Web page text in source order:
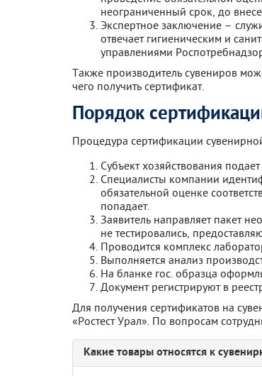
неограниченный срок, до
Экспертное заключение –
отвечает гигиеническим и
управлениями
Также производитель сувениров
чего получить сертификат.
Порядок
Процедура сертификации
Субъект хозяйствования
Специалисты компании
обязательной оценке
попадает.
Заявитель направляет пакет
не тестировались,
Проводится комплекс
Выполняется анализ
На бланке гос. образца
Документ регистрируют в
Для получения сертификатов на
«Ростест Урал». По вопросам
Какие товары относятся к